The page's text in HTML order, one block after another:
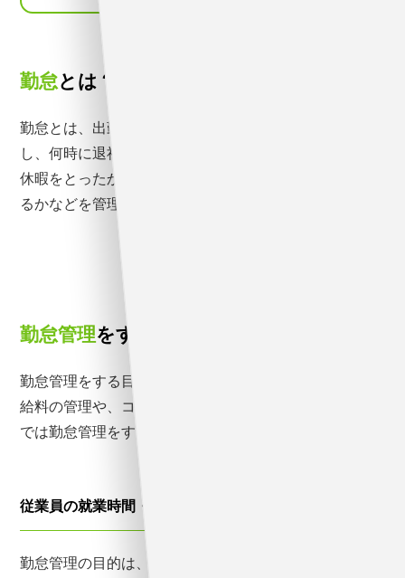
勤怠とは？
勤怠とは、出勤と退勤の状況を示します。何時に出社
し、何時に退社したか、どれくらい休憩し、どれくらい
休暇をとったか、有給を何日消化し、あと何日残ってい
るかなどを管理することが勤怠管理です。
勤怠管理をする目的
勤怠管理をする目的は、就業時間の管理だけではなく、
給料の管理や、コンプライアンスにも関わります。ここ
では勤怠管理をする目的について解説します。
従業員の就業時間・労働時間を把握する
勤怠管理の目的は、従業員の就業時間や労働時間を把握